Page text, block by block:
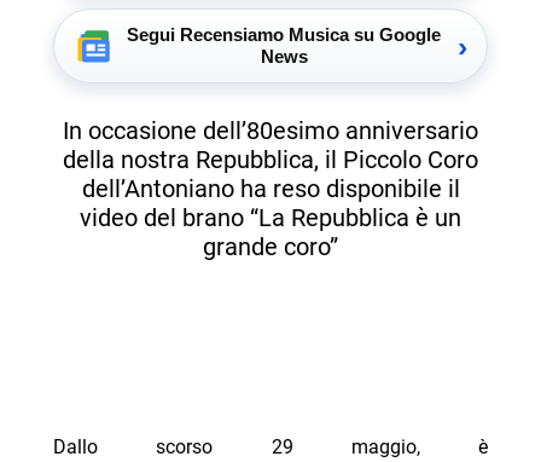
Segui Recensiamo Musica su Google
News
›
In occasione dell’80esimo anniversario
della nostra Repubblica, il Piccolo Coro
dell’Antoniano ha reso disponibile il
video del brano “La Repubblica è un
grande coro”
Dallo scorso 29 maggio, è